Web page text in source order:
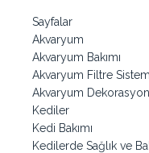
Sayfalar
Akvaryum
Akvaryum Bakımı
Akvaryum Filtre
Akvaryum
Kediler
Kedi Bakımı
Kedilerde Sağlık ve